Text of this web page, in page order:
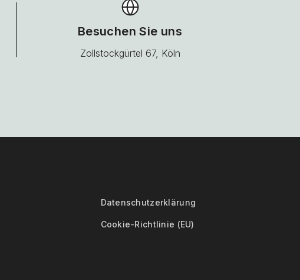
Besuchen Sie uns
Zollstockgürtel 67, Köln
Datenschutzerklärung
Cookie-Richtlinie (EU)